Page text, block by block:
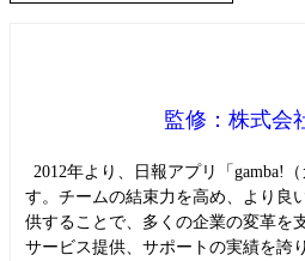
監修：株式会
2012年より、日報アプリ「gamba!
す。チームの結束力を高め、より良
供することで、多くの企業の変革を
サービス提供、サポートの実績を誇